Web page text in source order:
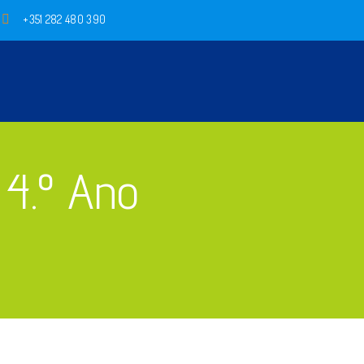
+351 282 480 390
Ano